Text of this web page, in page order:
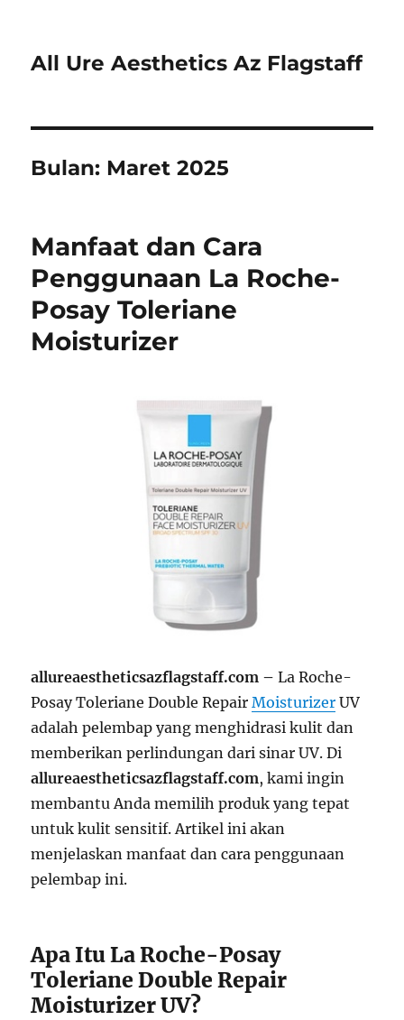
All Ure Aesthetics Az Flagstaff
Bulan: Maret 2025
Manfaat dan Cara
Penggunaan La Roche-
Posay Toleriane
Moisturizer
allureaestheticsazflagstaff.com –La Roche-
Posay Toleriane Double RepairMoisturizer UV
adalah pelembap yang menghidrasi kulit dan
memberikan perlindungan dari sinar UV. Di
allureaestheticsazflagstaff.com, kami ingin
membantu Anda memilih produk yang tepat
untuk kulit sensitif. Artikel ini akan
menjelaskan manfaat dan cara penggunaan
pelembap ini.
Apa Itu La Roche-Posay
Toleriane Double Repair
Moisturizer UV?